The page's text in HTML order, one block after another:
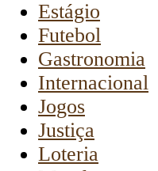
Estágio
Futebol
Gastronomia
Internacional
Jogos
Justiça
Loteria